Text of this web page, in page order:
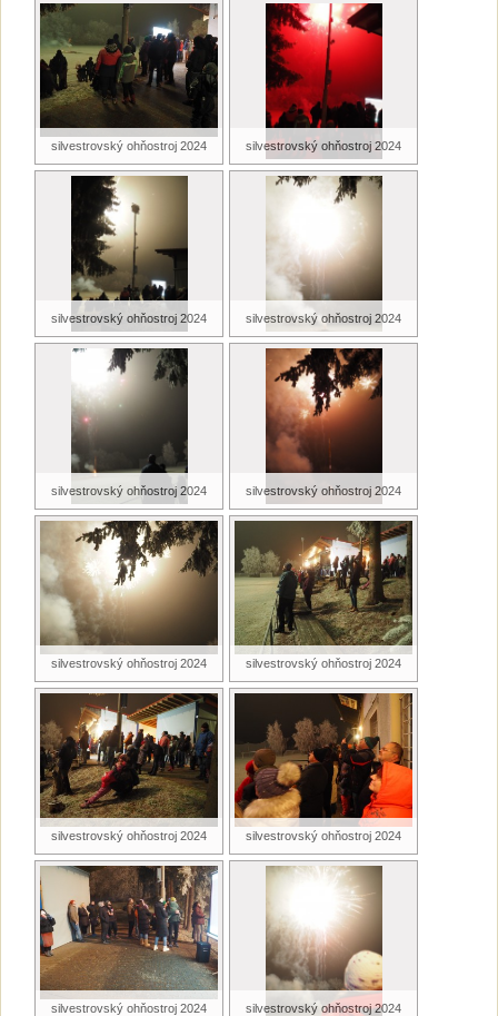
silvestrovský ohňostroj 2024 silvestrovský ohňostroj 2024
silvestrovský ohňostroj 2024 silvestrovský ohňostroj 2024
silvestrovský ohňostroj 2024 silvestrovský ohňostroj 2024
silvestrovský ohňostroj 2024 silvestrovský ohňostroj 2024
silvestrovský ohňostroj 2024 silvestrovský ohňostroj 2024
silvestrovský ohňostroj 2024 silvestrovský ohňostroj 2024